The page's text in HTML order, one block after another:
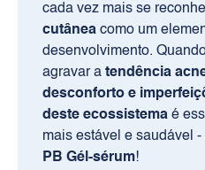
cada vez mais se
cutânea como um
desenvolvimento.
agravar a tendência
desconforto e
deste ecossistema é
mais estável e saudável -
PB Gél-sérum!
PRODUTOS